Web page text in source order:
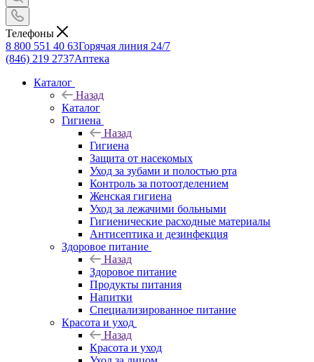
Телефоны
8 800 551 40 63Горячая линия 24/7
(846) 219 2737Аптека
Каталог
Назад
Каталог
Гигиена
Назад
Гигиена
Защита от насекомых
Уход за зубами и полостью рта
Контроль за потоотделением
Женская гигиена
Уход за лежачими больными
Гигиенические расходные материалы
Антисептика и дезинфекция
Здоровое питание
Назад
Здоровое питание
Продукты питания
Напитки
Специализированное питание
Красота и уход
Назад
Красота и уход